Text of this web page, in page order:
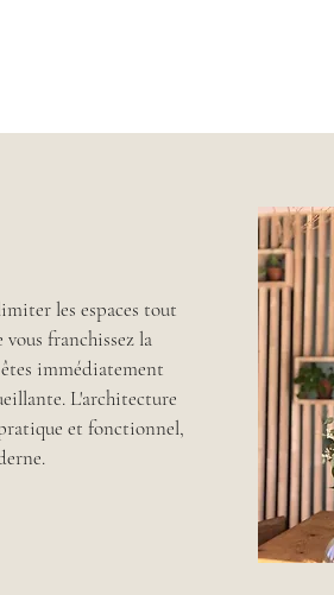
les espaces tout
franchissez la
immédiatement
L'architecture
et fonctionnel,